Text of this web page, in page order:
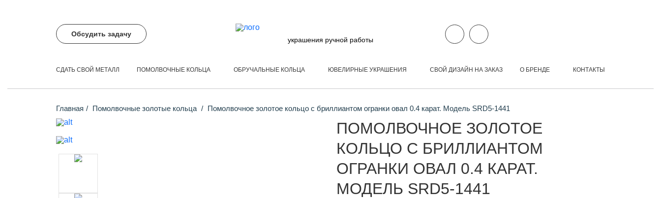
Обсудить задачу
украшения ручной работы
СДАТЬ СВОЙ МЕТАЛЛ ПОМОЛВОЧНЫЕ КОЛЬЦА ОБРУЧАЛЬНЫЕ КОЛЬЦА ЮВЕЛИРНЫЕ УКРАШЕНИЯ СВОЙ ДИЗАЙН НА ЗАКАЗ О БРЕНДЕ КОНТАКТЫ
Главная Помолвочные золотые кольца Помолвочное золотое кольцо с бриллиантом огранки овал 0.4 карат. Модель SRD5-1441
ПОМОЛВОЧНОЕ ЗОЛОТОЕ
КОЛЬЦО С БРИЛЛИАНТОМ
ОГРАНКИ ОВАЛ 0.4 КАРАТ.
МОДЕЛЬ SRD5-1441